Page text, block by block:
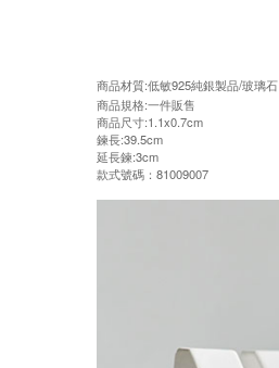
商品材質:低敏925純銀製品/玻璃石
商品規格:一件販售
商品尺寸:1.1x0.7cm
鍊長:39.5cm
延長鍊:3cm
款式號碼：81009007